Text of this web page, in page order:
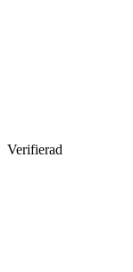
Verifierad